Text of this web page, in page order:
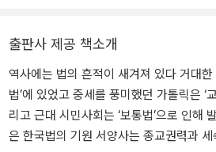
연수원 3년 과정을 수료해야 한다. 이 모든
호사 자격시험 합격 비율은 고작 5~6퍼센트에 불
마 유학길에 올라 교황청립 라테라노대
석사학위를 최우등으로 수료했으며,
박사학위를 최우등으로 받았다. 한국과 로
출판사 제공 책소개
역사에는 법의 흔적이 새겨져 있다 거대한
법’에 있었고 중세를 풍미했던 가톨릭은 ‘
리고 근대 시민사회는 ‘보통법’으로 인해 발전해나갔
은 한국법의 기원 서양사는 종교권력과 세속권력(정치권력)이 밀고